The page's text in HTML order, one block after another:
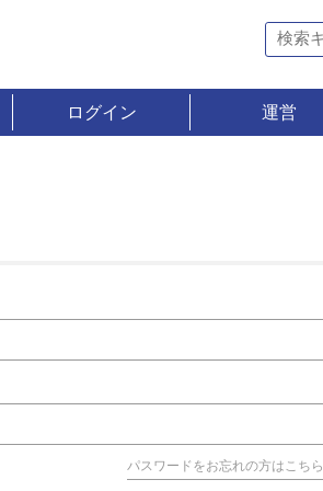
ログイン 運営
パスワードをお忘れの方はこちら